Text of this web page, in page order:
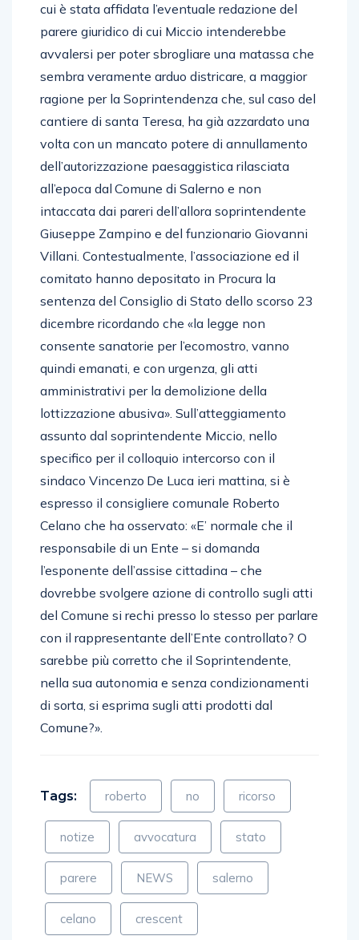
cui è stata affidata l’eventuale redazione del
parere giuridico di cui Miccio intenderebbe
avvalersi per poter sbrogliare una matassa che
sembra veramente arduo districare, a maggior
ragione per la Soprintendenza che, sul caso del
cantiere di santa Teresa, ha già azzardato una
volta con un mancato potere di annullamento
dell’autorizzazione paesaggistica rilasciata
all’epoca dal Comune di Salerno e non
intaccata dai pareri dell’allora soprintendente
Giuseppe Zampino e del funzionario Giovanni
Villani. Contestualmente, l’associazione ed il
comitato hanno depositato in Procura la
sentenza del Consiglio di Stato dello scorso 23
dicembre ricordando che «la legge non
consente sanatorie per l’ecomostro, vanno
quindi emanati, e con urgenza, gli atti
amministrativi per la demolizione della
lottizzazione abusiva». Sull’atteggiamento
assunto dal soprintendente Miccio, nello
specifico per il colloquio intercorso con il
sindaco Vincenzo De Luca ieri mattina, si è
espresso il consigliere comunale Roberto
Celano che ha osservato: «E’ normale che il
responsabile di un Ente – si domanda
l’esponente dell’assise cittadina – che
dovrebbe svolgere azione di controllo sugli atti
del Comune si rechi presso lo stesso per parlare
con il rappresentante dell’Ente controllato? O
sarebbe più corretto che il Soprintendente,
nella sua autonomia e senza condizionamenti
di sorta, si esprima sugli atti prodotti dal
Comune?».
Tags: roberto no ricorso
notize avvocatura stato
parere NEWS salerno
celano crescent